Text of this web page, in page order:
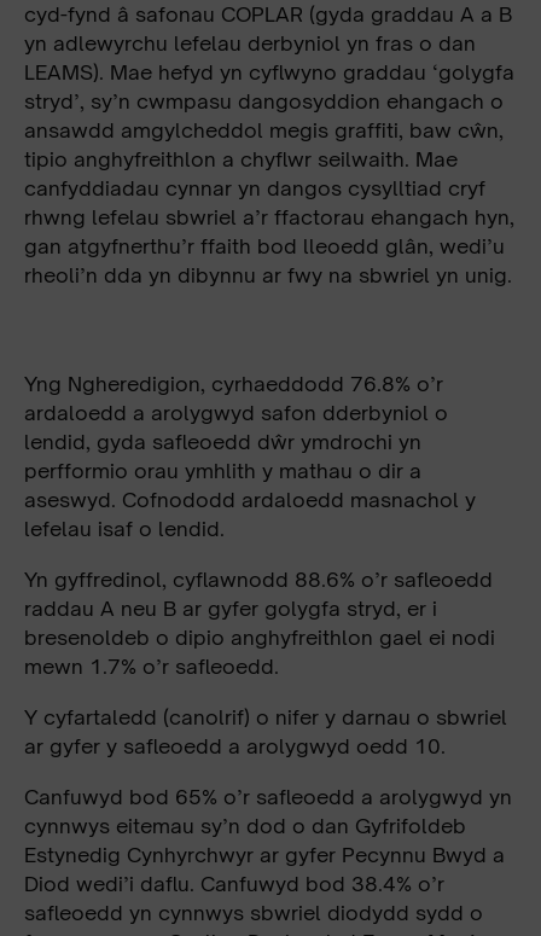
cyd-fynd â safonau COPLAR (gyda graddau A a B
yn adlewyrchu lefelau derbyniol yn fras o dan
LEAMS). Mae hefyd yn cyflwyno graddau ‘golygfa
stryd’, sy’n cwmpasu dangosyddion ehangach o
ansawdd amgylcheddol megis graffiti, baw cŵn,
tipio anghyfreithlon a chyflwr seilwaith. Mae
canfyddiadau cynnar yn dangos cysylltiad cryf
rhwng lefelau sbwriel a’r ffactorau ehangach hyn,
gan atgyfnerthu’r ffaith bod lleoedd glân, wedi’u
rheoli’n dda yn dibynnu ar fwy na sbwriel yn unig.
Yng Ngheredigion, cyrhaeddodd 76.8% o’r
ardaloedd a arolygwyd safon dderbyniol o
lendid, gyda safleoedd dŵr ymdrochi yn
perfformio orau ymhlith y mathau o dir a
aseswyd. Cofnododd ardaloedd masnachol y
lefelau isaf o lendid.
Yn gyffredinol, cyflawnodd 88.6% o’r safleoedd
raddau A neu B ar gyfer golygfa stryd, er i
bresenoldeb o dipio anghyfreithlon gael ei nodi
mewn 1.7% o’r safleoedd.
Y cyfartaledd (canolrif) o nifer y darnau o sbwriel
ar gyfer y safleoedd a arolygwyd oedd 10.
Canfuwyd bod 65% o’r safleoedd a arolygwyd yn
cynnwys eitemau sy’n dod o dan Gyfrifoldeb
Estynedig Cynhyrchwyr ar gyfer Pecynnu Bwyd a
Diod wedi’i daflu. Canfuwyd bod 38.4% o’r
safleoedd yn cynnwys sbwriel diodydd sydd o